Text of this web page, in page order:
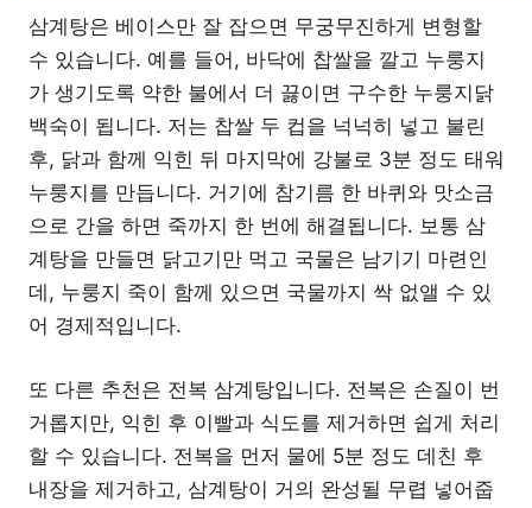
삼계탕은 베이스만 잘 잡으면 무궁무진하게 변형할
수 있습니다. 예를 들어, 바닥에 찹쌀을 깔고 누룽지
가 생기도록 약한 불에서 더 끓이면 구수한 누룽지닭
백숙이 됩니다. 저는 찹쌀 두 컵을 넉넉히 넣고 불린
후, 닭과 함께 익힌 뒤 마지막에 강불로 3분 정도 태워
누룽지를 만듭니다. 거기에 참기름 한 바퀴와 맛소금
으로 간을 하면 죽까지 한 번에 해결됩니다. 보통 삼
계탕을 만들면 닭고기만 먹고 국물은 남기기 마련인
데, 누룽지 죽이 함께 있으면 국물까지 싹 없앨 수 있
어 경제적입니다.
또 다른 추천은 전복 삼계탕입니다. 전복은 손질이 번
거롭지만, 익힌 후 이빨과 식도를 제거하면 쉽게 처리
할 수 있습니다. 전복을 먼저 물에 5분 정도 데친 후
내장을 제거하고, 삼계탕이 거의 완성될 무렵 넣어줍